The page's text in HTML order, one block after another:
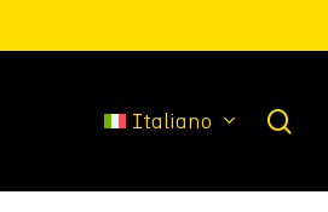
Italiano